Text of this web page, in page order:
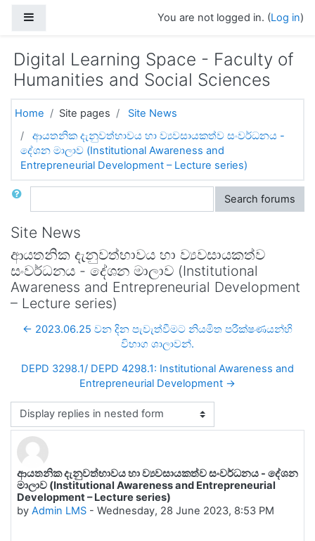
You are not logged in. (Log in)
Digital Learning Space - Faculty of
Humanities and Social Sciences
Home Site pages
Site News
ආයතනික දැනුවත්භාවය හා ව්‍යවසායකත්ව සංවර්ධනය -
දේශන මාලාව (Institutional Awareness and
Entrepreneurial Development – Lecture series)
Search Search forums
Site News
ආයතනික දැනුවත්භාවය හා ව්‍යවසායකත්ව
සංවර්ධනය - දේශන මාලාව (Institutional
Awareness and Entrepreneurial Development
– Lecture series)
← 2023.06.25 වන දින පැවැත්වීමට නියමිත පරීක්ෂණයන්හි
විභාග ශාලාවන්.
DEPD 3298.1/ DEPD 4298.1: Institutional Awareness and
Entrepreneurial Development →
Display mode
ආයතනික දැනුවත්භාවය හා ව්‍යවසායකත්ව සංවර්ධනය - දේශන
මාලාව (Institutional Awareness and Entrepreneurial
Development – Lecture series)
by Admin LMS - Wednesday, 28 June 2023, 8:53 PM
Number of replies: 0